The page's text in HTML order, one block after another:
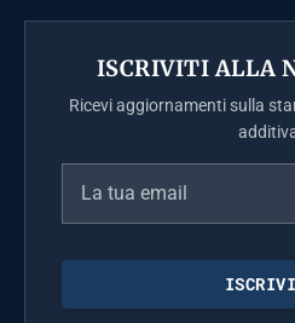
ISCRIVITI ALLA
Ricevi aggiornamenti sulla